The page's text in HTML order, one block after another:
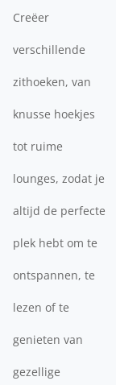
Creëer
verschillende
zithoeken, van
knusse hoekjes
tot ruime
lounges, zodat je
altijd de perfecte
plek hebt om te
ontspannen, te
lezen of te
genieten van
gezellige